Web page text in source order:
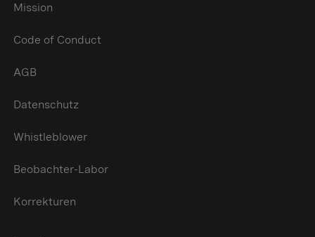
Mission
Code of Conduct
AGB
Datenschutz
Whistleblower
Beobachter-Labor
Korrekturen